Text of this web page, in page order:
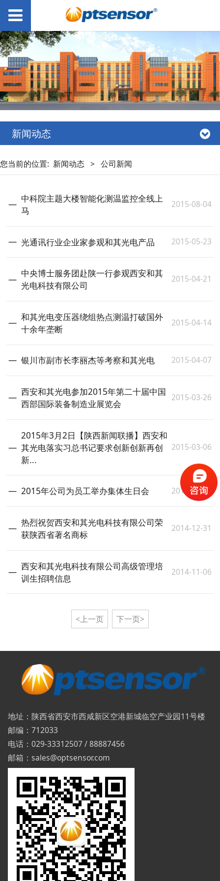
新闻动态
您当前的位置: 新闻动态 > 公司新闻
中科院主题大楼智能化测温监控全线上
马
2015-08-04
光通讯行业企业家参观和其光电产品 2015-05-23
中央博士服务团赴陕一行参观西安和其
光电科技有限公司
2015-04-21
和其光电变压器绕组热点测温打破国外
十余年垄断
2015-04-14
银川市副市长李丽杰等考察和其光电 2015-04-07
西安和其光电参加2015年第二十届中国
西部国际装备制造业展览会
2015-03-26
2015年3月2日【陕西新闻联播】西安和
其光电落实习总书记要求创新创新再创
新...
2015-03-06
2015年公司为员工举办集体生日会 2015-01-15
热烈祝贺西安和其光电科技有限公司荣
获陕西省著名商标
2014-12-31
西安和其光电科技有限公司高级管理培
训生招聘信息
2014-11-06
<上一页 下一页>
地址：陕西省西安市西咸新区空港新城临空产业园11号楼
邮编：712033
电话：029-33312507 / 88887456
邮箱：sales@optsensor.com